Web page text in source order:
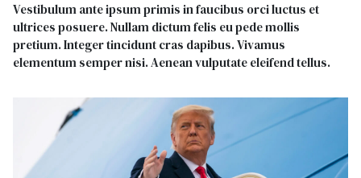
Vestibulum ante ipsum primis in faucibus orci luctus et
ultrices posuere. Nullam dictum felis eu pede mollis
pretium. Integer tincidunt cras dapibus. Vivamus
elementum semper nisi. Aenean vulputate eleifend tellus.